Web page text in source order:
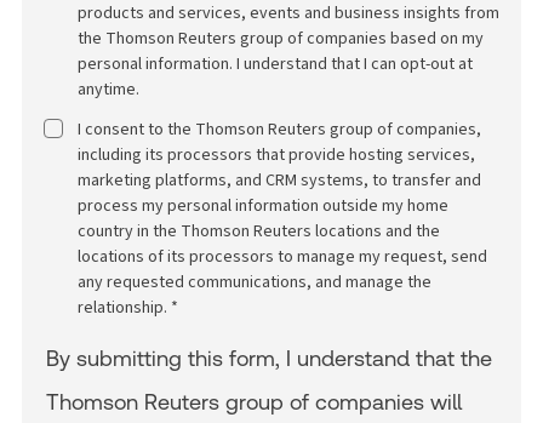
products and services, events and business insights from
the Thomson Reuters group of companies based on my
personal information. I understand that I can opt-out at
anytime.
I consent to the Thomson Reuters group of companies,
including its processors that provide hosting services,
marketing platforms, and CRM systems, to transfer and
process my personal information outside my home
country in the Thomson Reuters locations and the
locations of its processors to manage my request, send
any requested communications, and manage the
relationship. *
By submitting this form, I understand that the
Thomson Reuters group of companies will